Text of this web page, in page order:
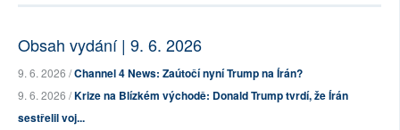
Obsah vydání | 9. 6. 2026
9. 6. 2026 /Channel 4 News: Zaútočí nyní Trump na Írán?
9. 6. 2026 /Krize na Blízkém východě: Donald Trump tvrdí, že Írán
sestřelil voj...